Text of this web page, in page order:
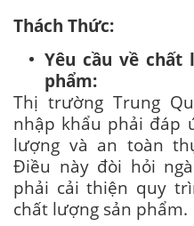
Thách Thức:
Yêu cầu về
phẩm:
Thị trường Trung
nhập khẩu phải đáp
lượng và an toàn
Điều này đòi hỏi
phải cải thiện quy
chất lượng sản phẩm.